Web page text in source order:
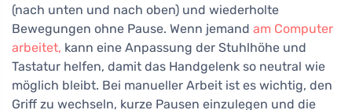
(nach unten und nach oben) und wiederholte
Bewegungen ohne Pause. Wenn jemand am Computer
arbeitet, kann eine Anpassung der Stuhlhöhe und
Tastatur helfen, damit das Handgelenk so neutral wie
möglich bleibt. Bei manueller Arbeit ist es wichtig, den
Griff zu wechseln, kurze Pausen einzulegen und die